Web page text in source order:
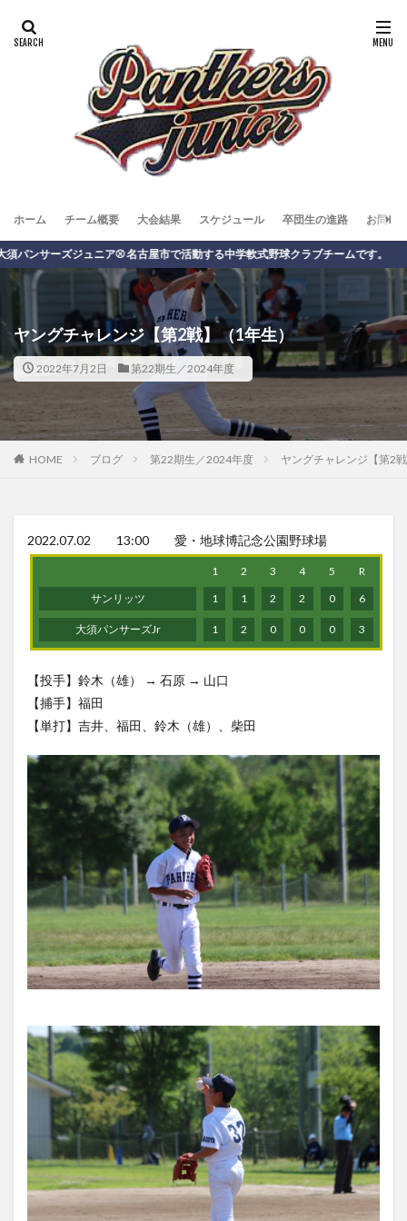
ホーム チーム概要 大会結果 スケジュール 卒団生の進路 お問い
ズジュニア⚾️ 名古屋市で活動する中学軟式野球クラブチームです。
ヤングチャレンジ【第2戦】（1年生）
2022年7月2日 第22期生／2024年度
HOME ブログ 第22期生／2024年度 ヤングチャレンジ【第2
2022.07.02 13:00 愛・地球博記念公園野球場
1 2 3 4 5
R
サンリッツ
1 1 2 2 0 6
大須パンサーズJr 1 2 0 0 0 3
【投手】鈴木（雄） → 石原 → 山口
【捕手】福田
【単打】吉井、福田、鈴木（雄）、柴田